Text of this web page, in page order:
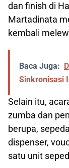
dan finish di
Martadinata
kembali
Baca Juga:
Sinkronisasi
Selain itu,
zumba dan
berupa,
dispenser,
satu unit